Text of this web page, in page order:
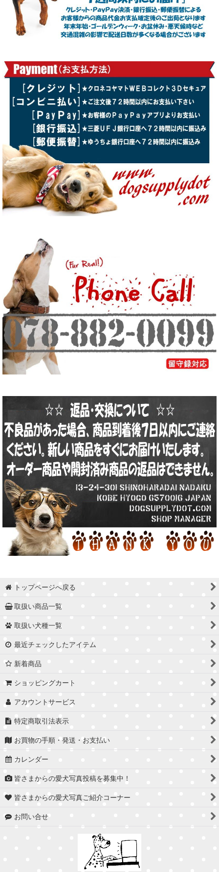
トップページへ戻る
取扱い商品一覧
取扱い犬種一覧
最近チェックしたアイテム
新着商品
ショッピングカート
アカウントサービス
特定商取引法表示
お買物の手順・発送・お支払い
カレンダー
皆さまからの愛犬写真投稿を募集中！
皆さまからの愛犬写真ご紹介コーナー
お問い合せ